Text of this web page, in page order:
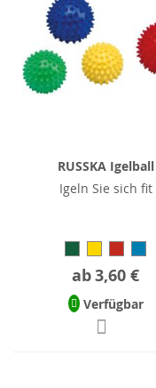
RUSSKA Igelball
Igeln Sie sich fit
ab3,60 €
Verfügbar